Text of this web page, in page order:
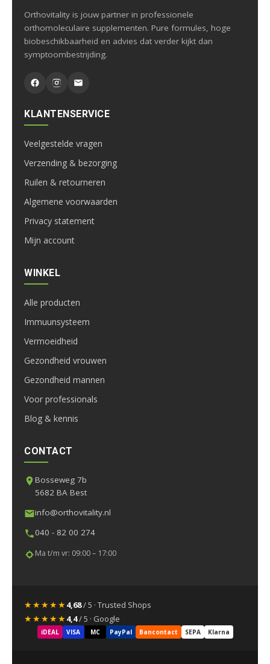
Orthovitality is jouw partner in professionele
orthomoleculaire supplementen. Pure formules, hoge
biobeschikbaarheid en advies dat verder kijkt dan
symptoombestrijding.
KLANTENSERVICE
Veelgestelde vragen
Verzending & bezorging
Ruilen & retourneren
Algemene voorwaarden
Privacy statement
Mijn account
WINKEL
Alle producten
Immuunsysteem
Vermoeidheid
Gezondheid vrouwen
Gezondheid mannen
Voor professionals
Blog & kennis
CONTACT
Bosseweg 7b
5682 BA Best
info@orthovitality.nl
040 - 82 00 274
Ma t/m vr: 09:00 – 17:00
★★★★★4,68/ 5 · Trusted Shops
★★★★★4,4/ 5 · Google
iDEAL VISA MC PayPal Bancontact SEPA Klarna